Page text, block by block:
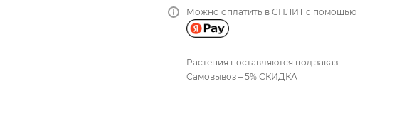
Можно оплатить в СПЛИТ с помощью
Растения поставляются под заказ
Самовывоз – 5% СКИДКА